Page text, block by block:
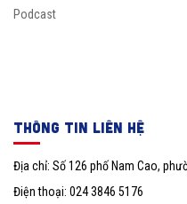
Podcast
THÔNG TIN LIÊN HỆ
Địa chỉ: Số 126 phố Nam Cao,
Điện thoại: 024 3846 5176